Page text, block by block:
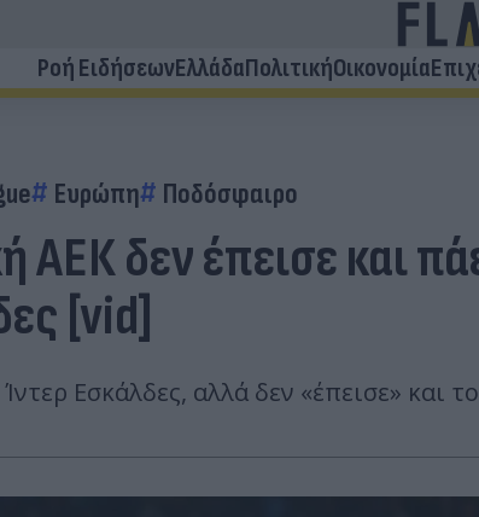
Ροή ΕιδήσεωνΕλλάδαΠολιτικήΟικονομία
Ευρώπη Ποδόσφαιρο
ΑΕΚ δεν έπεισε και
[vid]
Εσκάλδες, αλλά δεν «έπεισε» και